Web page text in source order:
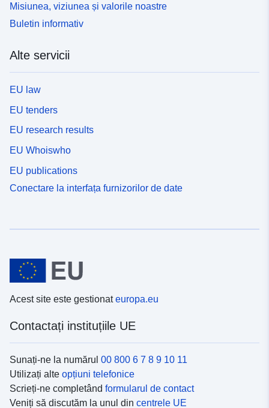
Misiunea, viziunea și valorile noastre
Buletin informativ
Alte servicii
EU law
EU tenders
EU research results
EU Whoiswho
EU publications
Conectare la interfața furnizorilor de date
Acest site este gestionateuropa.eu
Contactați instituțiile UE
Sunați-ne la numărul 00 800 6 7 8 9 10 11
Utilizați alte opțiuni telefonice
Scrieți-ne completând formularul de contact
Veniți să discutăm la unul din centrele UE